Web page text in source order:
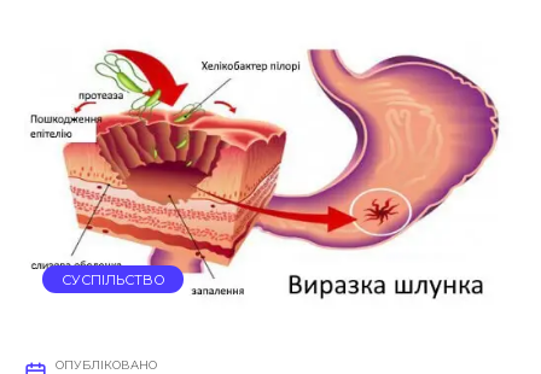
СУСПІЛЬСТВО
ОПУБЛІКОВАНО